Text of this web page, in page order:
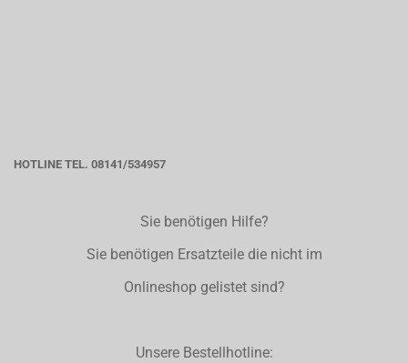
HOTLINE TEL. 08141/534957
Sie benötigen Hilfe?
Sie benötigen Ersatzteile die nicht im
Onlineshop gelistet sind?
Unsere Bestellhotline: